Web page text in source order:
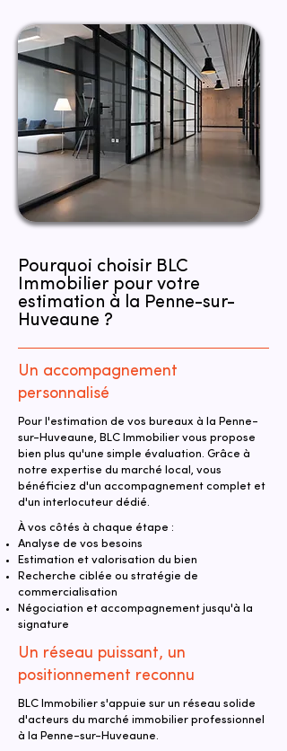
Pourquoi choisir BLC
Immobilier pour votre
estimation à la Penne-sur-
Huveaune ?
Un accompagnement
personnalisé
Pour l'estimation de vos bureaux à la Penne-
sur-Huveaune, BLC Immobilier vous propose
bien plus qu'une simple évaluation. Grâce à
notre expertise du marché local, vous
bénéficiez d'un accompagnement complet et
d'un interlocuteur dédié.
À vos côtés à chaque étape :
Analyse de vos besoins
Estimation et valorisation du bien
Recherche ciblée ou stratégie de
commercialisation
Négociation et accompagnement jusqu'à la
signature
Un réseau puissant, un
positionnement reconnu
BLC Immobilier s'appuie sur un réseau solide
d'acteurs du marché immobilier professionnel
à la Penne-sur-Huveaune.